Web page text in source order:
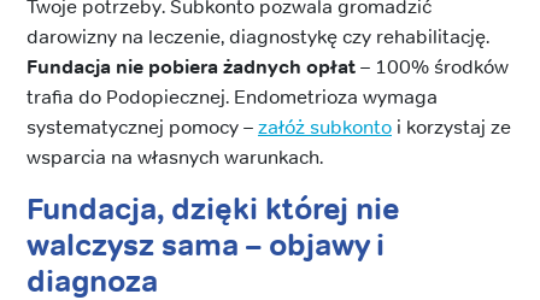
Twoje potrzeby. Subkonto pozwala gromadzić
darowizny na leczenie, diagnostykę czy rehabilitację.
Fundacja nie pobiera żadnych opłat– 100% środków
trafia do Podopiecznej. Endometrioza wymaga
systematycznej pomocy –załóż subkonto i korzystaj ze
wsparcia na własnych warunkach.
Fundacja, dzięki której nie
walczysz sama – objawy i
diagnoza